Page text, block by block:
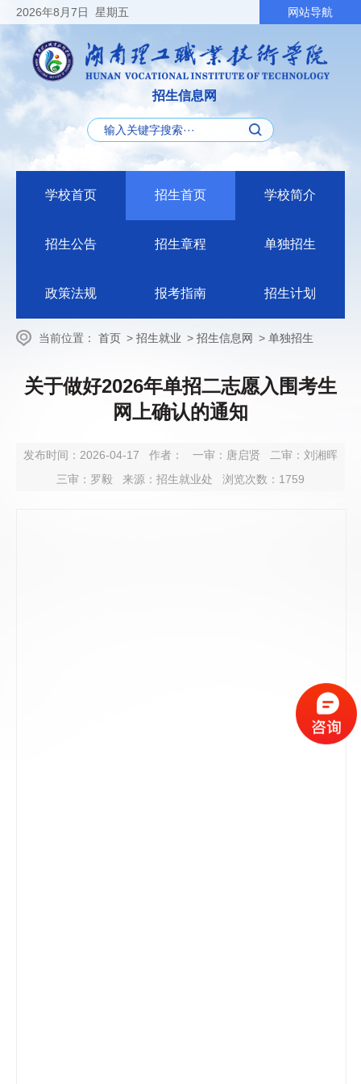
2026年8月7日 星期五 网站导航
招生信息网
学校首页 招生首页 学校简介
招生公告 招生章程 单独招生
政策法规 报考指南 招生计划
当前位置： 首页 > 招生就业 > 招生信息网 > 单独招生
关于做好2026年单招二志愿入围考生
网上确认的通知
发布时间：2026-04-17 作者： 一审： 唐启贤 二审： 刘湘晖
三审： 罗毅 来源：招生就业处 浏览次数： 1759